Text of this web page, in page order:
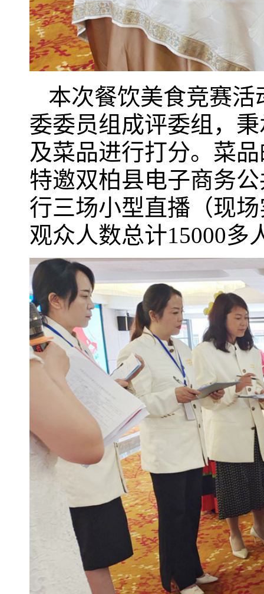
本次餐饮美食竞赛
委委员组成评委组，
及菜品进行打分。菜
特邀双柏县电子商务
行三场小型直播（现
观众人数总计15000多